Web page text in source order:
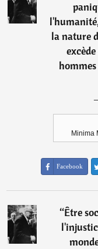
la nature
Minima
Facebook
“Être